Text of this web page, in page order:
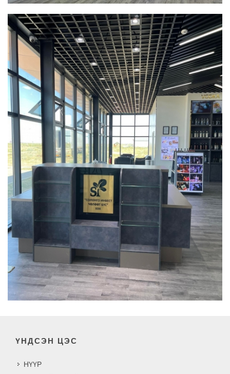
ҮНДСЭН ЦЭС
НҮҮР